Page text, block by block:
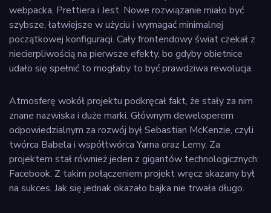
webpacka, Prettiera i Jest. Nowe rozwiązanie miało być
szybsze, łatwiejsze w użyciu i wymagać minimalnej
początkowej konfiguracji. Cały frontendowy świat czekał z
niecierpliwością na pierwsze efekty, bo gdyby obietnice
udało się spełnić to mogłaby to być prawdziwa rewolucja.
Atmosferę wokół projektu podkręcał fakt, że stały za nim
znane nazwiska i duże marki. Głównym deweloperem
odpowiedzialnym za rozwój był Sebastian McKenzie, czyli
twórca Babela i współtwórca Yarna oraz Lerny. Za
projektem stał również jeden z gigantów technologicznych:
Facebook. Z takim połączeniem projekt wręcz skazany był
na sukces. Jak się jednak okazało bajka nie trwała długo.